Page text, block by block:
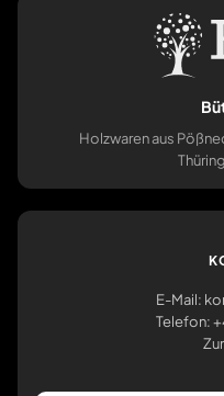
Holzwaren aus
E-Mail:
Telefon: